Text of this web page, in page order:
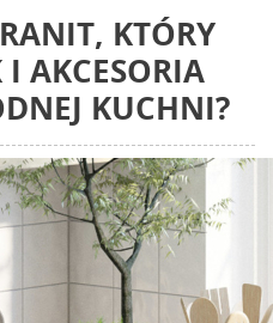
KTÓRY
AKCESORIA
KUCHNI?